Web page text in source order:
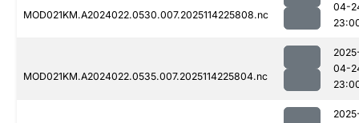
MOD021KM.A2024022.0530.007.2025114225808.nc
04-
MOD021KM.A2024022.0535.007.2025114225804.nc
04-